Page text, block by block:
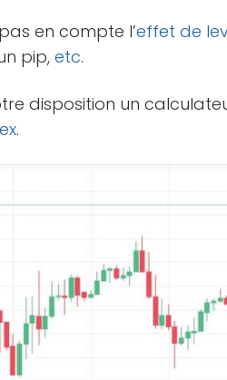
en compte l’effet de
pip,etc.
disposition un
.